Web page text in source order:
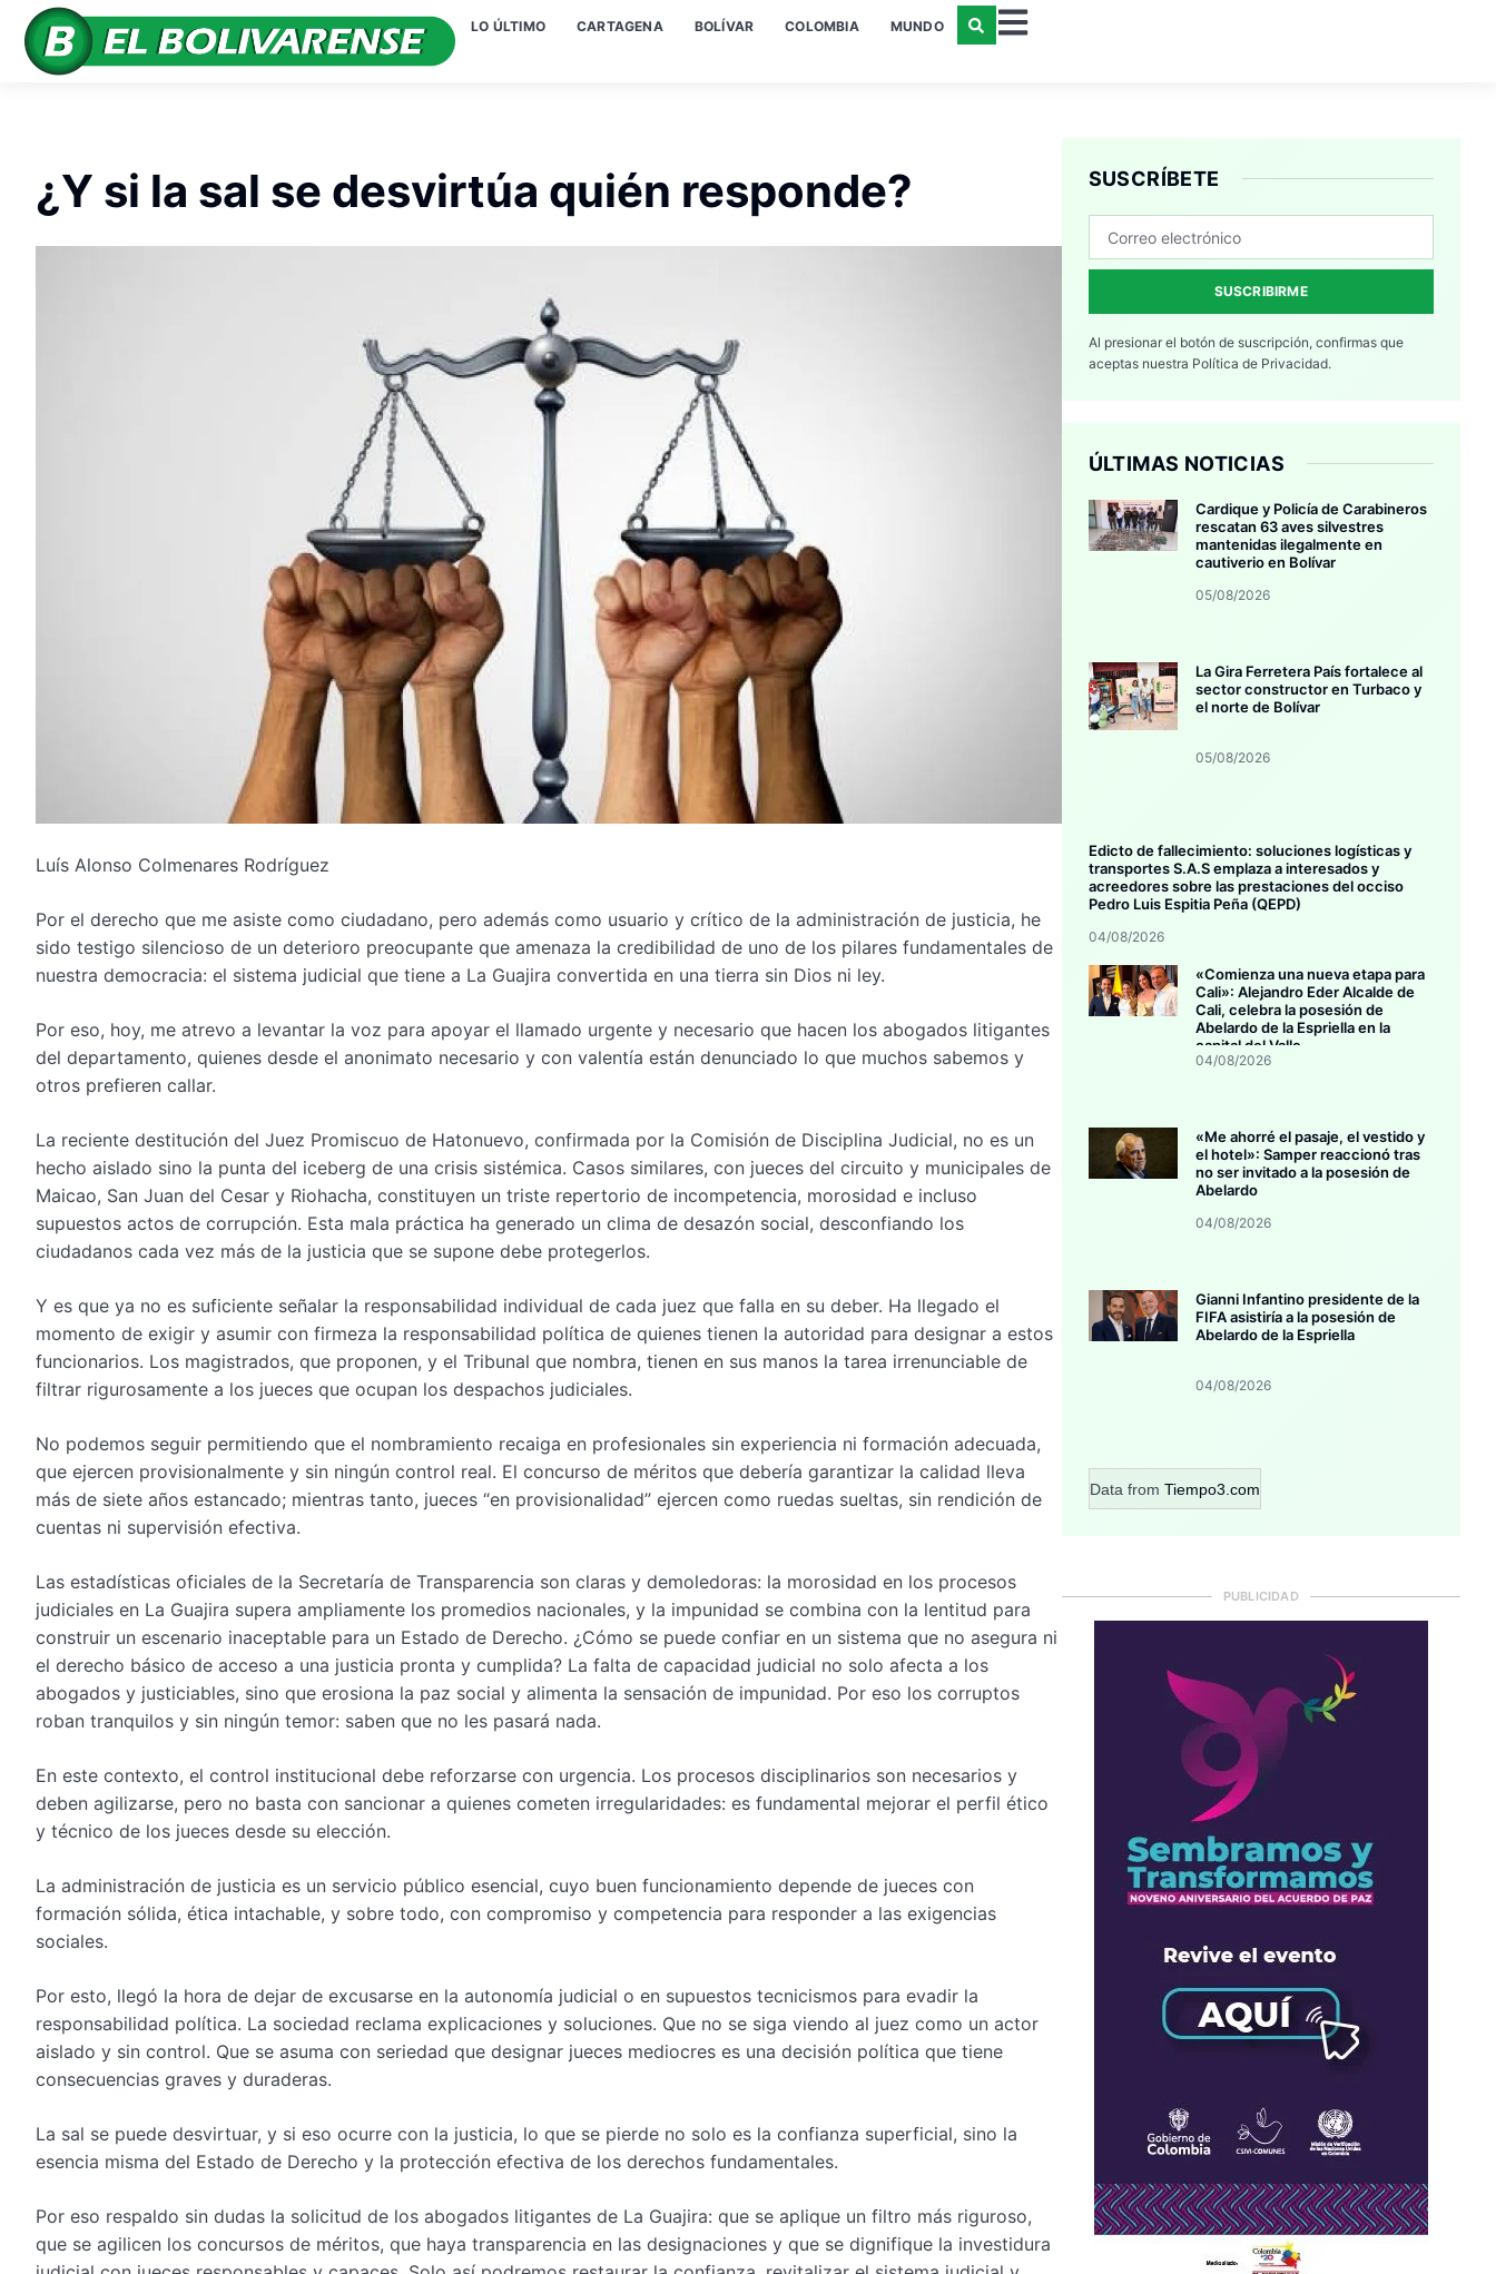
LO ÚLTIMO CARTAGENA BOLÍVAR COLOMBIA MUNDO
¿Y si la sal se desvirtúa quién responde?
Luís Alonso Colmenares Rodríguez
Por el derecho que me asiste como ciudadano, pero además como usuario y crítico de la administración de justicia, he
sido testigo silencioso de un deterioro preocupante que amenaza la credibilidad de uno de los pilares fundamentales de
nuestra democracia: el sistema judicial que tiene a La Guajira convertida en una tierra sin Dios ni ley.
Por eso, hoy, me atrevo a levantar la voz para apoyar el llamado urgente y necesario que hacen los abogados litigantes
del departamento, quienes desde el anonimato necesario y con valentía están denunciado lo que muchos sabemos y
otros prefieren callar.
La reciente destitución del Juez Promiscuo de Hatonuevo, confirmada por la Comisión de Disciplina Judicial, no es un
hecho aislado sino la punta del iceberg de una crisis sistémica. Casos similares, con jueces del circuito y municipales de
Maicao, San Juan del Cesar y Riohacha, constituyen un triste repertorio de incompetencia, morosidad e incluso
supuestos actos de corrupción. Esta mala práctica ha generado un clima de desazón social, desconfiando los
ciudadanos cada vez más de la justicia que se supone debe protegerlos.
Y es que ya no es suficiente señalar la responsabilidad individual de cada juez que falla en su deber. Ha llegado el
momento de exigir y asumir con firmeza la responsabilidad política de quienes tienen la autoridad para designar a estos
funcionarios. Los magistrados, que proponen, y el Tribunal que nombra, tienen en sus manos la tarea irrenunciable de
filtrar rigurosamente a los jueces que ocupan los despachos judiciales.
No podemos seguir permitiendo que el nombramiento recaiga en profesionales sin experiencia ni formación adecuada,
que ejercen provisionalmente y sin ningún control real. El concurso de méritos que debería garantizar la calidad lleva
más de siete años estancado; mientras tanto, jueces “en provisionalidad” ejercen como ruedas sueltas, sin rendición de
cuentas ni supervisión efectiva.
Las estadísticas oficiales de la Secretaría de Transparencia son claras y demoledoras: la morosidad en los procesos
judiciales en La Guajira supera ampliamente los promedios nacionales, y la impunidad se combina con la lentitud para
construir un escenario inaceptable para un Estado de Derecho. ¿Cómo se puede confiar en un sistema que no asegura ni
el derecho básico de acceso a una justicia pronta y cumplida? La falta de capacidad judicial no solo afecta a los
abogados y justiciables, sino que erosiona la paz social y alimenta la sensación de impunidad. Por eso los corruptos
roban tranquilos y sin ningún temor: saben que no les pasará nada.
En este contexto, el control institucional debe reforzarse con urgencia. Los procesos disciplinarios son necesarios y
deben agilizarse, pero no basta con sancionar a quienes cometen irregularidades: es fundamental mejorar el perfil ético
y técnico de los jueces desde su elección.
La administración de justicia es un servicio público esencial, cuyo buen funcionamiento depende de jueces con
formación sólida, ética intachable, y sobre todo, con compromiso y competencia para responder a las exigencias
sociales.
Por esto, llegó la hora de dejar de excusarse en la autonomía judicial o en supuestos tecnicismos para evadir la
responsabilidad política. La sociedad reclama explicaciones y soluciones. Que no se siga viendo al juez como un actor
aislado y sin control. Que se asuma con seriedad que designar jueces mediocres es una decisión política que tiene
consecuencias graves y duraderas.
La sal se puede desvirtuar, y si eso ocurre con la justicia, lo que se pierde no solo es la confianza superficial, sino la
esencia misma del Estado de Derecho y la protección efectiva de los derechos fundamentales.
Por eso respaldo sin dudas la solicitud de los abogados litigantes de La Guajira: que se aplique un filtro más riguroso,
que se agilicen los concursos de méritos, que haya transparencia en las designaciones y que se dignifique la investidura
SUSCRÍBETE
SUSCRIBIRME
Al presionar el botón de suscripción, confirmas que
aceptas nuestra Política de Privacidad.
ÚLTIMAS NOTICIAS
Cardique y Policía de Carabineros
rescatan 63 aves silvestres
mantenidas ilegalmente en
cautiverio en Bolívar
05/08/2026
La Gira Ferretera País fortalece al
sector constructor en Turbaco y
el norte de Bolívar
05/08/2026
Edicto de fallecimiento: soluciones logísticas y
transportes S.A.S emplaza a interesados y
acreedores sobre las prestaciones del occiso
Pedro Luis Espitia Peña (QEPD)
04/08/2026
«Comienza una nueva etapa para
Cali»: Alejandro Eder Alcalde de
Cali, celebra la posesión de
Abelardo de la Espriella en la
capital del Valle
04/08/2026
«Me ahorré el pasaje, el vestido y
el hotel»: Samper reaccionó tras
no ser invitado a la posesión de
Abelardo
04/08/2026
Gianni Infantino presidente de la
FIFA asistiría a la posesión de
Abelardo de la Espriella
04/08/2026
Data from Tiempo3.com
PUBLICIDAD